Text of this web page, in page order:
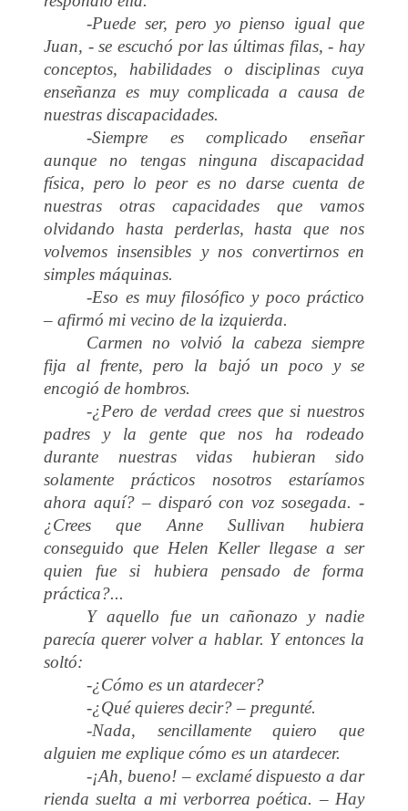
-Puede ser, pero yo pienso igual que
Juan, - se escuchó por las últimas filas, - hay
conceptos, habilidades o disciplinas cuya
enseñanza es muy complicada a causa de
nuestras discapacidades.
-Siempre es complicado enseñar
aunque no tengas ninguna discapacidad
física, pero lo peor es no darse cuenta de
nuestras otras capacidades que vamos
olvidando hasta perderlas, hasta que nos
volvemos insensibles y nos convertirnos en
simples máquinas.
-Eso es muy filosófico y poco práctico
– afirmó mi vecino de la izquierda.
Carmen no volvió la cabeza siempre
fija al frente, pero la bajó un poco y se
encogió de hombros.
-¿Pero de verdad crees que si nuestros
padres y la gente que nos ha rodeado
durante nuestras vidas hubieran sido
solamente prácticos nosotros estaríamos
ahora aquí? – disparó con voz sosegada. -
¿Crees que Anne Sullivan hubiera
conseguido que Helen Keller llegase a ser
quien fue si hubiera pensado de forma
práctica?...
Y aquello fue un cañonazo y nadie
parecía querer volver a hablar. Y entonces la
soltó:
-¿Cómo es un atardecer?
-¿Qué quieres decir? – pregunté.
-Nada, sencillamente quiero que
alguien me explique cómo es un atardecer.
-¡Ah, bueno! – exclamé dispuesto a dar
rienda suelta a mi verborrea poética. – Hay